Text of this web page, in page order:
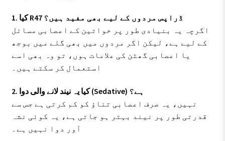
1. کیا R47 ڈراپس مردوں کے لیے بھی مفید ہیں؟
اگرچہ یہ بنیادی طور پر خواتین کے اعصابی مسائل
کے لیے ہے، لیکن اگر مردوں میں بھی گلے میں بوجھ
یا اعصابی گھٹن کی علامات ہوں، تو وہ بھی اسے
استعمال کر سکتے ہیں۔
2. کیا یہ نیند لانے والی دوا (Sedative) ہے؟
نہیں، یہ صرف اعصابی تناؤ کو کم کرتی ہے جس سے
قدرتی طور پر نیند بہتر ہو جاتی ہے، یہ کوئی نشہ
آور دوا نہیں ہے۔